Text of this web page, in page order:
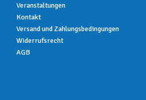
Veranstaltungen
Kontakt
Versand und Zahlungsbedingungen
Widerrufsrecht
AGB